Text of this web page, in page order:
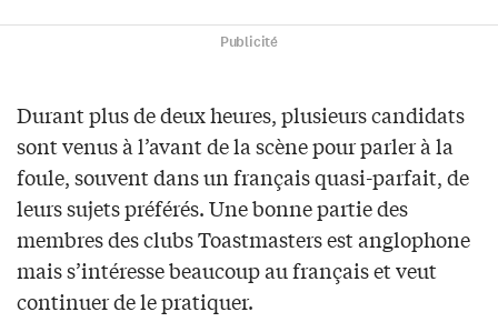
Publicité
Durant plus de deux heures, plusieurs candidats
sont venus à l’avant de la scène pour parler à la
foule, souvent dans un français quasi-parfait, de
leurs sujets préférés. Une bonne partie des
membres des clubs Toastmasters est anglophone
mais s’intéresse beaucoup au français et veut
continuer de le pratiquer.